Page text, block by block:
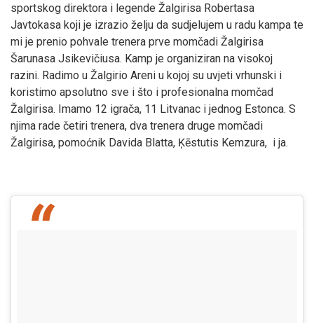
sportskog direktora i legende Žalgirisa Robertasa
Javtokasa koji je izrazio želju da sudjelujem u radu kampa te
mi je prenio pohvale trenera prve momčadi Žalgirisa
Šarunasa Jsikevičiusa. Kamp je organiziran na visokoj
razini. Radimo u Žalgirio Areni u kojoj su uvjeti vrhunski i
koristimo apsolutno sve i što i profesionalna momčad
Žalgirisa. Imamo 12 igrača, 11 Litvanac i jednog Estonca. S
njima rade četiri trenera, dva trenera druge momčadi
Žalgirisa, pomoćnik Davida Blatta, Ķēstutis Kemzura, i ja.